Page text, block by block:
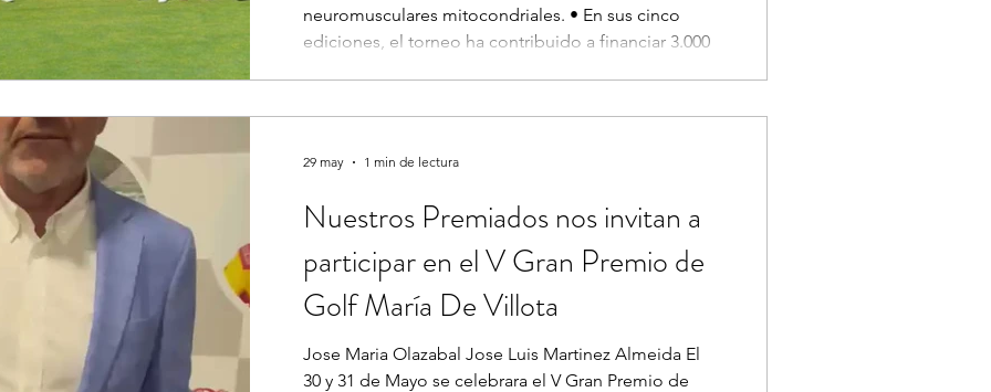
neuromusculares mitocondriales. • En sus cinco
ediciones, el torneo ha contribuido a financiar 3.000
atención médica • 80 familias han
Nuestros Premiados nos invitan a
participar en el V Gran Premio de
Golf María De Villota
Jose Maria Olazabal Jose Luis Martinez Almeida El
30 y 31 de Mayo se celebrara el V Gran Premio de
29 may 1 min de lectura